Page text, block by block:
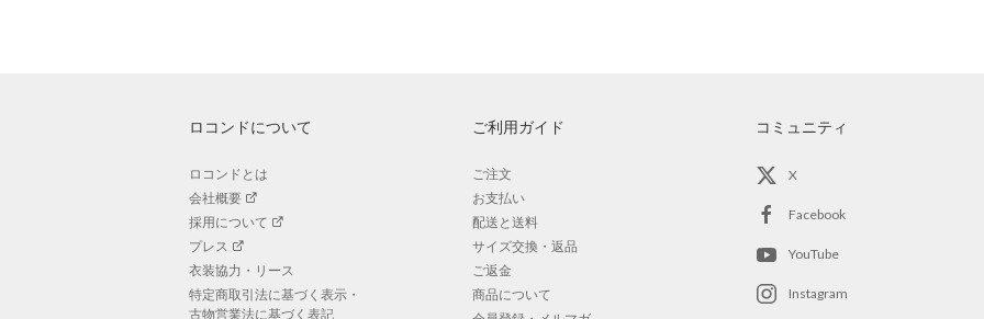
ロコンドについて
ロコンドとは
会社概要
採用について
プレス
衣装協力・リース
特定商取引法に基づく表示・
古物営業法に基づく表記
ご利用ガイド
ご注文
お支払い
配送と送料
サイズ交換・返品
ご返金
商品について
コミュニティ
X
Facebook
YouTube
Instagram